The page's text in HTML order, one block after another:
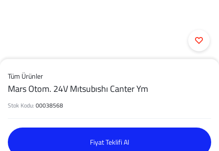
Tüm Ürünler
Mars Otom. 24V Mıtsubıshı Canter Ym
Stok Kodu: 00038568
Fiyat Teklifi Al